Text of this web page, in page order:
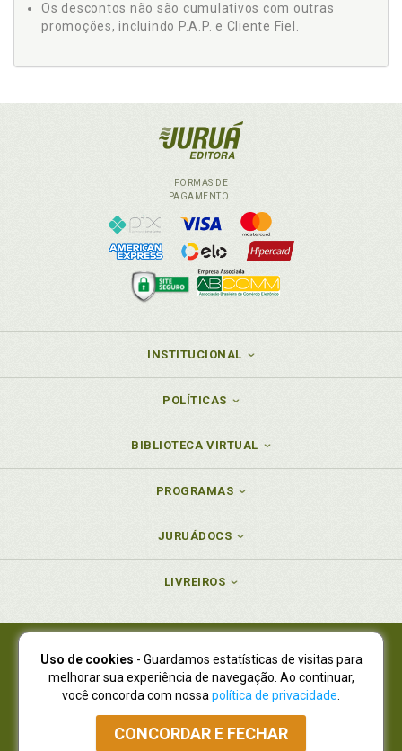
Os descontos não são cumulativos com outras
promoções, incluindo P.A.P. e Cliente Fiel.
FORMAS DE
PAGAMENTO
INSTITUCIONAL
POLÍTICAS
BIBLIOTECA VIRTUAL
PROGRAMAS
JURUÁDOCS
LIVREIROS
Juruá Editora Ltda., CNPJ 77.535.508/0001-19
Juruá Informática Ltda., CNPJ 01.701.561/0001-80
NOVO ENDEREÇO:R. Flávio Dallegrave, 7665, São Lourenço |
Curitiba - Paraná - CEP 82210-310
Atendimento: (41) 4009-3900|Vendas Atacado: (41) 4009-3939
Uso de cookies - Guardamos estatísticas de visitas para
melhorar sua experiência de navegação. Ao continuar,
você concorda com nossa política de privacidade
CONCORDAR E FECHAR